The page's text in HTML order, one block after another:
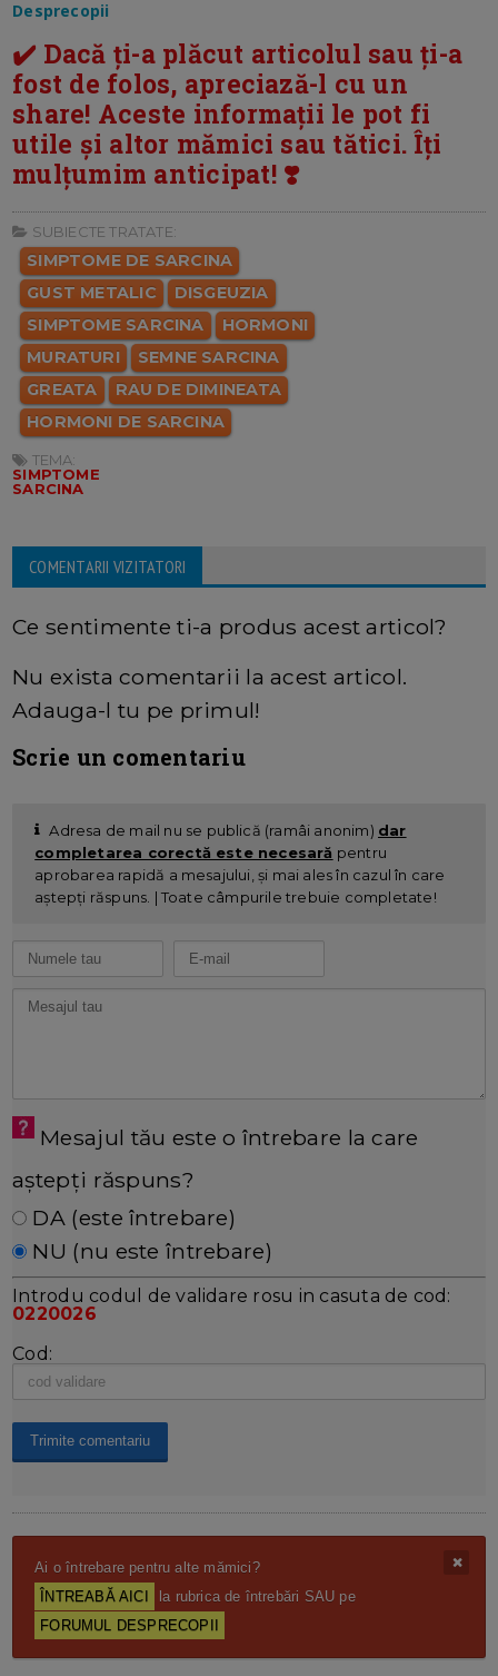
Desprecopii
✔️ Dacă ți-a plăcut articolul sau ți-a
fost de folos, apreciază-l cu un
share! Aceste informații le pot fi
utile și altor mămici sau tătici. Îți
mulțumim anticipat! ❣️
SUBIECTE TRATATE:
SIMPTOME DE SARCINA
GUST METALIC
DISGEUZIA
SIMPTOME SARCINA
HORMONI
MURATURI
SEMNE SARCINA
GREATA
RAU DE DIMINEATA
HORMONI DE SARCINA
TEMA:
SIMPTOME
SARCINA
COMENTARII VIZITATORI
Ce sentimente ti-a produs acest articol?
Nu exista comentarii la acest articol.
Adauga-l tu pe primul!
Scrie un comentariu
Adresa de mail nu se publică (ramâi anonim) dar
completarea corectă este necesară pentru
aprobarea rapidă a mesajului, și mai ales în cazul în care
aștepți răspuns. | Toate câmpurile trebuie completate!
Mesajul tău este o întrebare la care
aștepți răspuns?
DA (este întrebare)
NU (nu este întrebare)
Introdu codul de validare rosu in casuta de cod:
0220026
Cod:
Ai o întrebare pentru alte mămici?
ÎNTREABĂ AICI
la rubrica de întrebări SAU pe
FORUMUL DESPRECOPII